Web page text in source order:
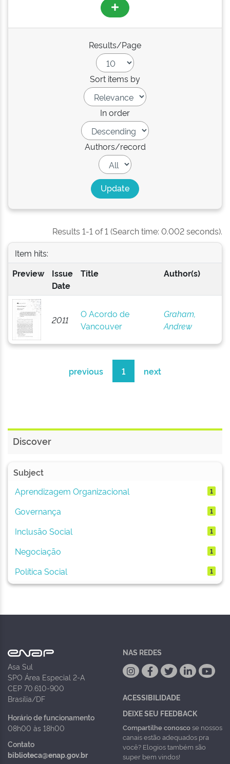
Results/Page
Sort items by
In order
Authors/record
Results 1-1 of 1 (Search time: 0.002 seconds).
Item hits:
Preview
Issue
Date
Title Author(s)
2011
O Acordo de
Vancouver
Graham,
Andrew
previous 1 next
Discover
Subject
Aprendizagem Organizacional
1
Governança 1
Inclusão Social 1
Negociação 1
Política Social 1
Asa Sul
SPO Área Especial 2-A
CEP 70.610-900
Brasília/DF
Horário de funcionamento
08h00 às 18h00
Contato
biblioteca@enap.gov.br
NAS REDES
ACESSIBILIDADE
DEIXE SEU FEEDBACK
Compartilhe conoscose nossos
canais estão adequados pra
você? Elogios também são
super bem vindos!